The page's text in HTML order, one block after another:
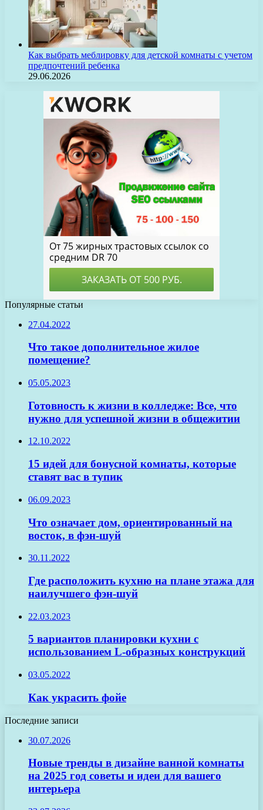
Как выбрать меблировку для детской комнаты с учетом
предпочтений ребенка
29.06.2026
Популярные статьи
27.04.2022
Что такое дополнительное жилое
помещение?
05.05.2023
Готовность к жизни в колледже: Все, что
нужно для успешной жизни в общежитии
12.10.2022
15 идей для бонусной комнаты, которые
ставят вас в тупик
06.09.2023
Что означает дом, ориентированный на
восток, в фэн-шуй
30.11.2022
Где расположить кухню на плане этажа для
наилучшего фэн-шуй
22.03.2023
5 вариантов планировки кухни с
использованием L-образных конструкций
03.05.2022
Как украсить фойе
Последние записи
30.07.2026
Новые тренды в дизайне ванной комнаты
на 2025 год советы и идеи для вашего
интерьера